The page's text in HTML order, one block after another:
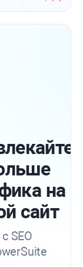
на
сайт
с SEO